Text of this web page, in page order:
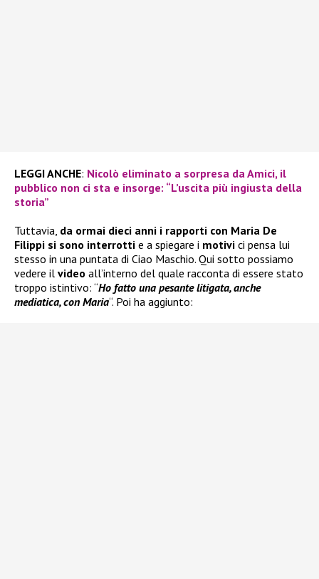
LEGGI ANCHE: Nicolò eliminato a sorpresa da Amici, il
pubblico non ci sta e insorge: “L’uscita più ingiusta della
storia”
Tuttavia, da ormai dieci anni i rapporti con Maria De
Filippi si sono interrotti e a spiegare i motivi ci pensa lui
stesso in una puntata di Ciao Maschio. Qui sotto possiamo
vedere il video all’interno del quale racconta di essere stato
troppo istintivo: “Ho fatto una pesante litigata, anche
mediatica, con Maria“. Poi ha aggiunto: